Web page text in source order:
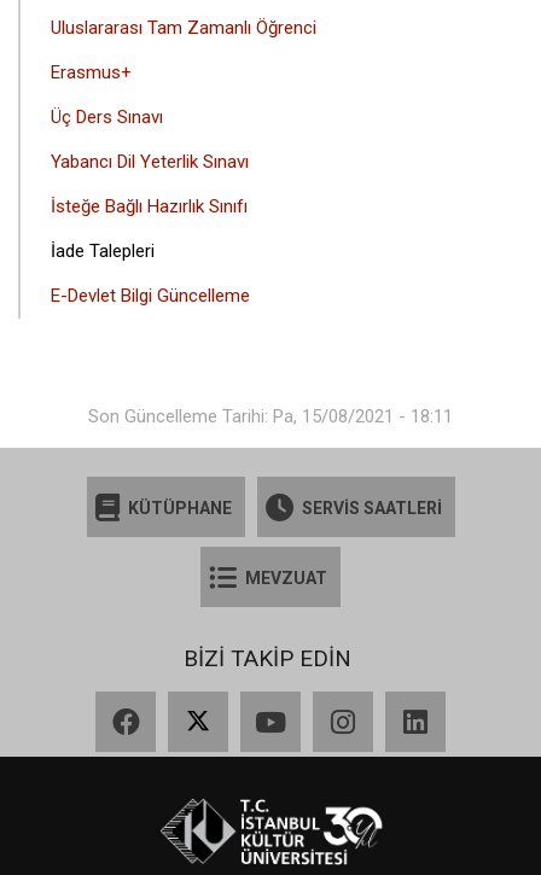
Uluslararası Tam Zamanlı Öğrenci
Erasmus+
Üç Ders Sınavı
Yabancı Dil Yeterlik Sınavı
İsteğe Bağlı Hazırlık Sınıfı
İade Talepleri
E-Devlet Bilgi Güncelleme
Son Güncelleme Tarihi: Pa, 15/08/2021 - 18:11
KÜTÜPHANE SERVİS SAATLERİ
MEVZUAT
BİZİ TAKİP EDİN